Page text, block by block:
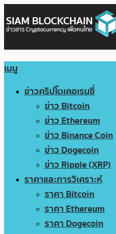
เมนู
ข่าวคริปโตเคอเรนซี่
ข่าว Bitcoin
ข่าว Ethereum
ข่าว Binance Coin
ข่าว Dogecoin
ข่าว Ripple (XRP)
ราคาและการวิเคราะห์
ราคา Bitcoin
ราคา Ethereum
ราคา Dogecoin